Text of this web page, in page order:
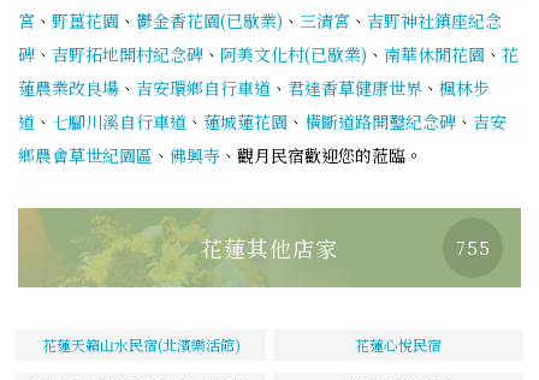
宮 、 野薑花園 、 鬱金香花園(已歇業) 、 三清宮 、 吉野神社鎮座紀念
碑 、 吉野拓地開村紀念碑 、 阿美文化村(已歇業) 、 南華休閒花園 、 花
蓮農業改良場 、 吉安環鄉自行車道 、 君達香草健康世界 、 楓林步
道 、 七腳川溪自行車道 、 蓮城蓮花園 、 橫斷道路開鑿紀念碑 、 吉安
鄉農會草世紀園區 、 佛興寺 、觀月民宿歡迎您的蒞臨。
花蓮其他店家 755
花蓮天籟山水民宿(北濱樂活館) 花蓮心悅民宿